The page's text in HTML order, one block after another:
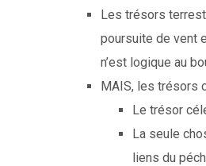
Les trésors
poursuite de vent
n’est logique au
MAIS, les trésors
Le trésor
La seule
liens du